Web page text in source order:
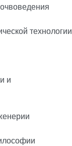
технологии
и